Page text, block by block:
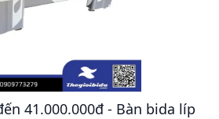
41.000.000đ - Bàn bida líp